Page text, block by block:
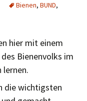
Bienen, BUND,
hier mit einem
Bienenvolks im
lernen.
die wichtigsten